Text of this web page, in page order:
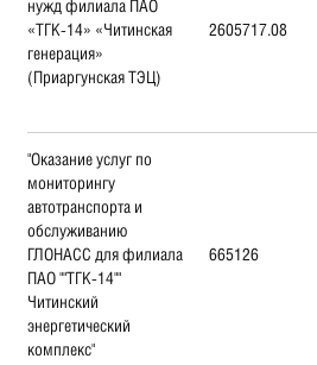
нужд филиала ПАО
«ТГК-14» «Читинская
генерация»
(Приаргунская ТЭЦ)
2605717.08
"Оказание услуг по
мониторингу
автотранспорта и
обслуживанию
ГЛОНАСС для филиала
ПАО ""ТГК-14""
Читинский
энергетический
комплекс"
665126